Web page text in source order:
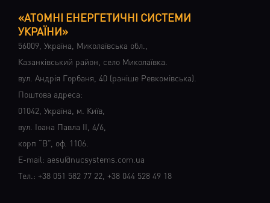
«АТОМНІ ЕНЕРГЕТИЧНІ СИСТЕМИ
УКРАЇНИ»
56009, Україна, Миколаївська обл.,
Казанківський район, село Миколаївка.
вул. Андрія Горбаня, 40 (раніше Ревкомівська).
Поштова адреса:
01042, Україна, м. Київ,
вул. Іоана Павла ІІ, 4/6,
корп “В”, оф. 1106.
Е-mail: aesu@nucsystems.com.ua
Тел.: +38 051 582 77 22 +38 044 528 49 18